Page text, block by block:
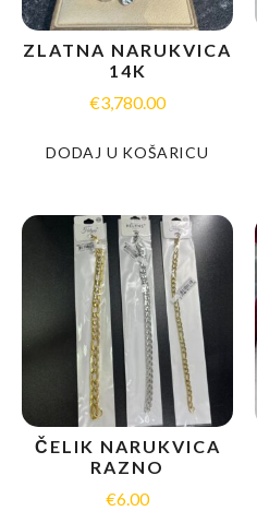
ZLATNA NARUKVICA
14K
€3,780.00
DODAJ U KOŠARICU
ČELIK NARUKVICA
RAZNO
€6.00